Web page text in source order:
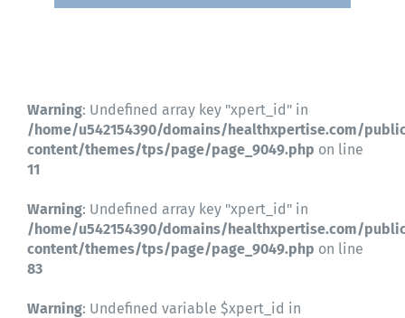
Warning: Undefined array key "xpert_id" in
/home/u542154390/domains/healthxpertise.com/
content/themes/tps/page/page_9049.php on line
11
Warning: Undefined array key "xpert_id" in
/home/u542154390/domains/healthxpertise.com/
content/themes/tps/page/page_9049.php on line
83
Warning: Undefined variable $xpert_id in